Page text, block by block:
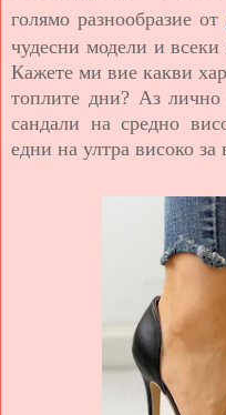
голямо разнообразие от
чудесни модели и
Кажете ми вие какви
топлите дни? Аз
сандали на средно
едни на ултра високо за